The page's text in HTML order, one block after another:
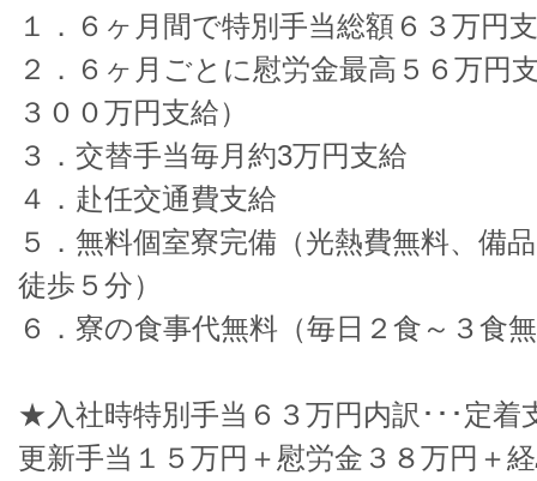
１．６ヶ月間で特別手当総額６３万円
２．６ヶ月ごとに慰労金最高５６万円
３００万円支給）
３．交替手当毎月約3万円支給
４．赴任交通費支給
５．無料個室寮完備（光熱費無料、備
徒歩５分）
６．寮の食事代無料（毎日２食～３食
★入社時特別手当６３万円内訳･･･定着
更新手当１５万円＋慰労金３８万円＋